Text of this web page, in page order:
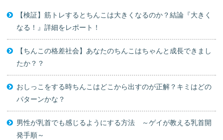
【検証】筋トレするとちんこは大きくなるのか？結論『大きく
なる！』詳細をレポート！
【ちんこの格差社会】あなたのちんこはちゃんと成長できまし
たか？？
おしっこをする時ちんこはどこから出すのが正解？キミはどの
パターンかな？
男性が乳首でも感じるようにする方法 ～ゲイが教える乳首開
発手順～